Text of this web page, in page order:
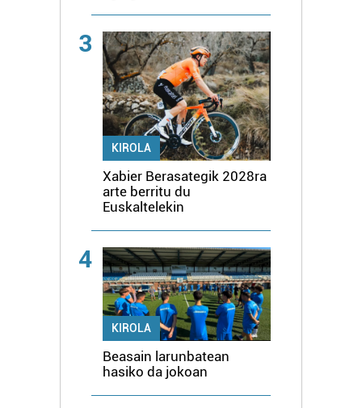
3
KIROLA
Xabier Berasategik 2028ra
arte berritu du
Euskaltelekin
4
KIROLA
Beasain larunbatean
hasiko da jokoan